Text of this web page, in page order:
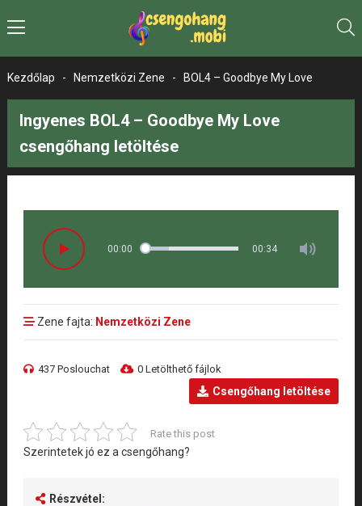
Kezdőlap - Nemzetközi Zene - BOL4 – Goodbye My Love
Ingyenes BOL4 – Goodbye My Love
csengőhang letöltése
00:00 00:34
Zene fajta: Nemzetközi Zene
437 Poslouchat 0 Letölthető fájlok
Csengőhang letöltése
Rate this post
Szerintetek jó ez a csengőhang?
Részvétel: